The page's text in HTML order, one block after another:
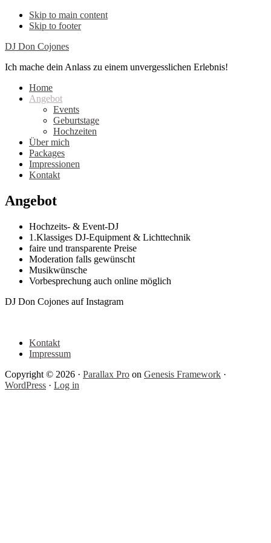
Skip to main content
Skip to footer
DJ Don Cojones
Ich mache dein Anlass zu einem unvergesslichen Erlebnis!
Home
Angebot
Events
Geburtstage
Hochzeiten
Über mich
Packages
Impressionen
Kontakt
Angebot
Hochzeits- & Event-DJ
1.Klassiges DJ-Equipment & Lichttechnik
faire und transparente Preise
Moderation falls gewünscht
Musikwünsche
Vorbesprechung auch online möglich
Footer
DJ Don Cojones auf Instagram
Kontakt
Impressum
Copyright © 2026 · Parallax Pro on Genesis Framework ·
WordPress · Log in